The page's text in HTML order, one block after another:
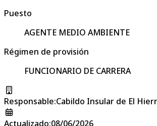
Puesto
AGENTE MEDIO AMBIENTE
Régimen de provisión
FUNCIONARIO DE CARRERA
Responsable:Cabildo Insular de El
Actualizado:08/06/2026